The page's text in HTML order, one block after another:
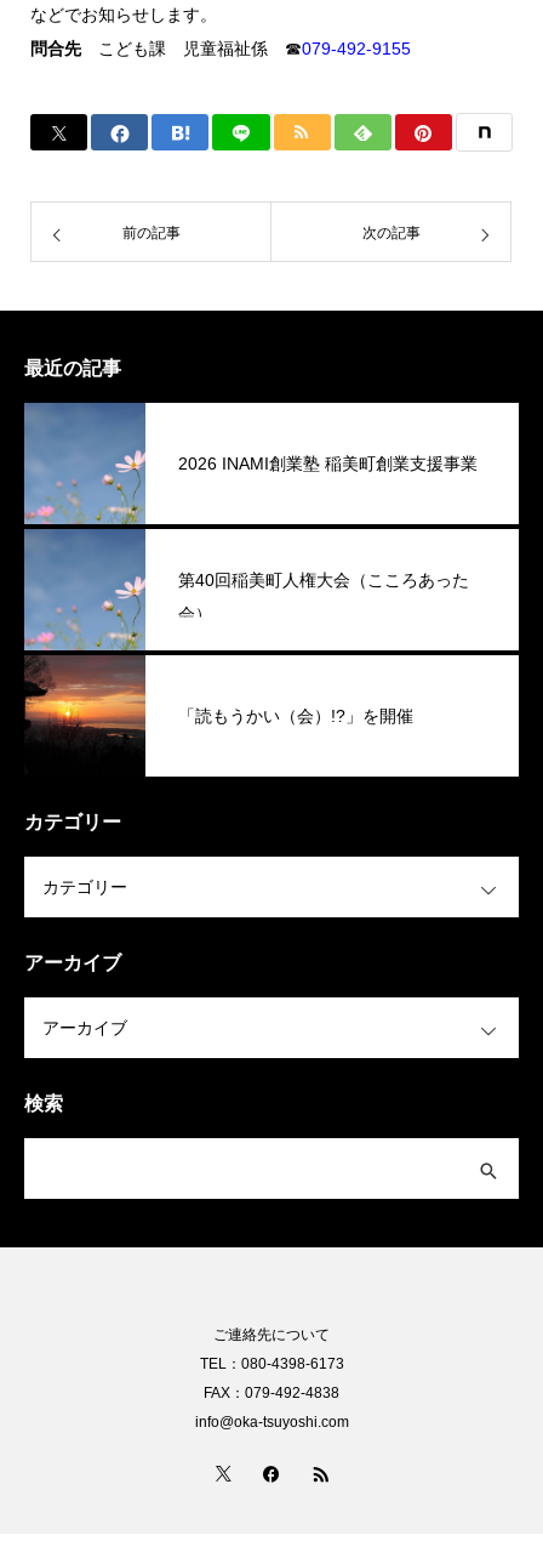
などでお知らせします。
問合先こども課 児童福祉係 ☎079-492-9155
前の記事 次の記事
最近の記事
2026 INAMI創業塾 稲美町創業支援事業
第40回稲美町人権大会（こころあった
会）
「読もうかい（会）!?」を開催
カテゴリー
アーカイブ
検索
ご連絡先について
TEL：080-4398-6173
FAX：079-492-4838
info@oka-tsuyoshi.com